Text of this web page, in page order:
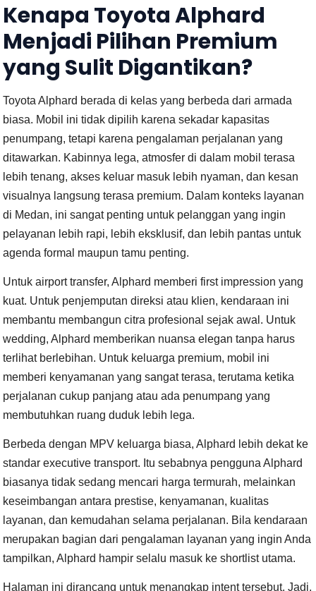
Kenapa Toyota Alphard
Menjadi Pilihan Premium
yang Sulit Digantikan?
Toyota Alphard berada di kelas yang berbeda dari armada
biasa. Mobil ini tidak dipilih karena sekadar kapasitas
penumpang, tetapi karena pengalaman perjalanan yang
ditawarkan. Kabinnya lega, atmosfer di dalam mobil terasa
lebih tenang, akses keluar masuk lebih nyaman, dan kesan
visualnya langsung terasa premium. Dalam konteks layanan
di Medan, ini sangat penting untuk pelanggan yang ingin
pelayanan lebih rapi, lebih eksklusif, dan lebih pantas untuk
agenda formal maupun tamu penting.
Untuk airport transfer, Alphard memberi first impression yang
kuat. Untuk penjemputan direksi atau klien, kendaraan ini
membantu membangun citra profesional sejak awal. Untuk
wedding, Alphard memberikan nuansa elegan tanpa harus
terlihat berlebihan. Untuk keluarga premium, mobil ini
memberi kenyamanan yang sangat terasa, terutama ketika
perjalanan cukup panjang atau ada penumpang yang
membutuhkan ruang duduk lebih lega.
Berbeda dengan MPV keluarga biasa, Alphard lebih dekat ke
standar executive transport. Itu sebabnya pengguna Alphard
biasanya tidak sedang mencari harga termurah, melainkan
keseimbangan antara prestise, kenyamanan, kualitas
layanan, dan kemudahan selama perjalanan. Bila kendaraan
merupakan bagian dari pengalaman layanan yang ingin Anda
tampilkan, Alphard hampir selalu masuk ke shortlist utama.
Halaman ini dirancang untuk menangkap intent tersebut. Jadi,